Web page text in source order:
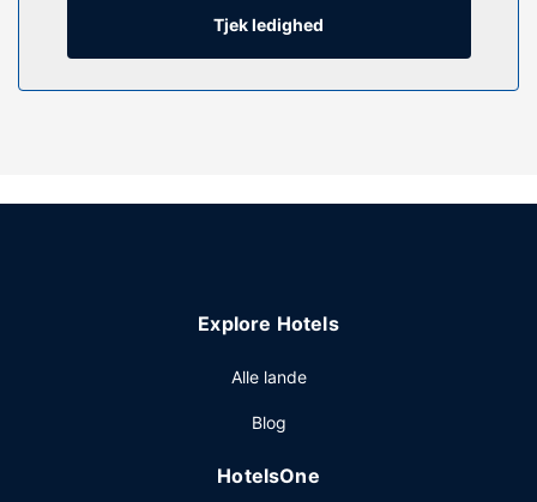
Faciliteter inkluderer kaffe-/temaskiner og
strygejern/strygebrætter, samt telefoner med gratis
hotel tilbyder desuden gratis trådløs internetadgang og
du nyde et måltid på The Teacher's Lounge eller tage et
mingle med de andre gæster, bør du tage med til en gratis
hvor du kan slukke tørsten med din yndlingsdrink. Gratis
kl. 09.00 og fra kl. 07.00 til kl. 10.00 i weekenderne.
Tjek ledighed
Explore Hotels
Alle lande
Blog
HotelsOne